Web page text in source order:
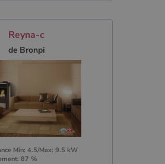
Reyna-c
de Bronpi
Min: 4.5/Max: 9.5 kW
87 %